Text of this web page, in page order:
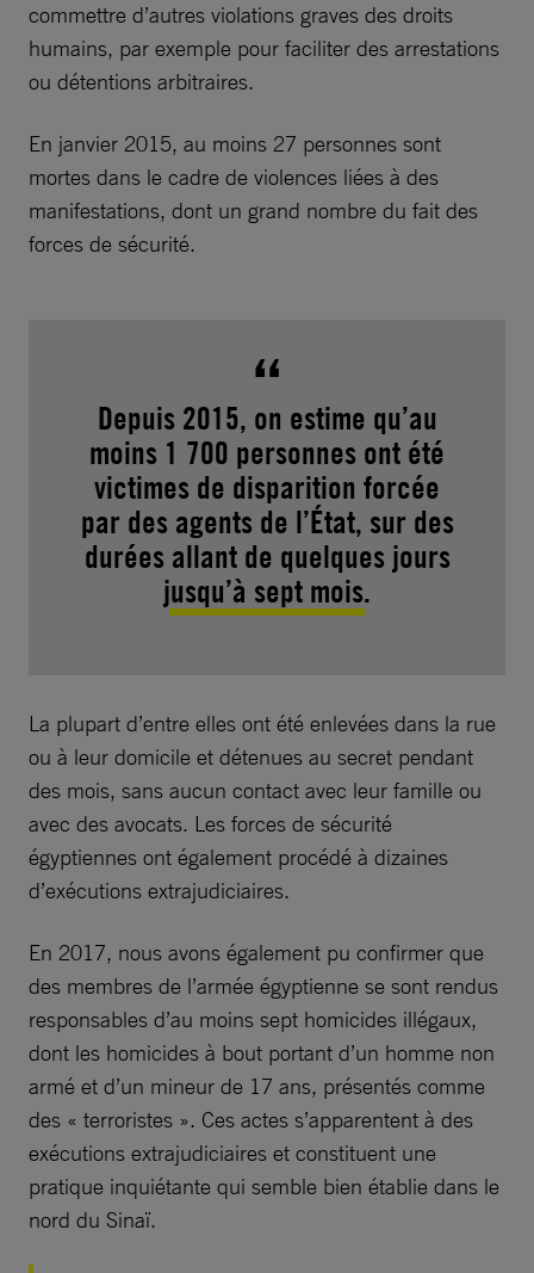
commettre d’autres violations graves des droits
humains, par exemple pour faciliter des arrestations
ou détentions arbitraires.
En janvier 2015, au moins 27 personnes sont
mortes dans le cadre de violences liées à des
manifestations, dont un grand nombre du fait des
forces de sécurité.
Depuis 2015, on estime qu’au
moins 1 700 personnes ont été
victimes de disparition forcée
par des agents de l’État, sur des
durées allant de quelques jours
jusqu’à sept mois.
La plupart d’entre elles ont été enlevées dans la rue
ou à leur domicile et détenues au secret pendant
des mois, sans aucun contact avec leur famille ou
avec des avocats. Les forces de sécurité
égyptiennes ont également procédé à dizaines
d’exécutions extrajudiciaires.
En 2017, nous avons également pu confirmer que
des membres de l’armée égyptienne se sont rendus
responsables d’au moins sept homicides illégaux,
dont les homicides à bout portant d’un homme non
armé et d’un mineur de 17 ans, présentés comme
des « terroristes ». Ces actes s’apparentent à des
exécutions extrajudiciaires et constituent une
pratique inquiétante qui semble bien établie dans le
nord du Sinaï.